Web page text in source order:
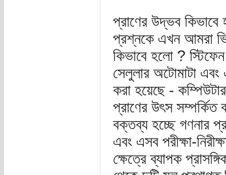
প্রাণের উদ্ভব
প্রশ্নকে এখন আমরা
কিভাবে হলো ?
সেলুলার অটোমাটা
করা হয়েছে - কম্পিউটার
প্রাণের উৎস
বক্তব্য হচ্ছে গণনার
এবং এসব পরীক্ষা-
ক্ষেত্রে ব্যাপক